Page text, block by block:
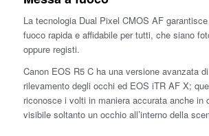
La tecnologia Dual Pixel CMOS AF
fuoco rapida e affidabile per tutti, che siano
oppure registi.
Canon EOS R5 C ha una versione avanzata
rilevamento degli occhi ed EOS iTR AF X;
riconosce i volti in maniera accurata anche in
visibile soltanto un occhio all’interno della